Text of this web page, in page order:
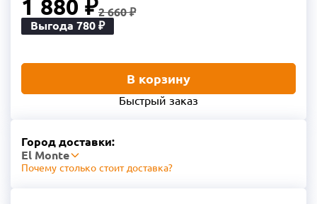
1 880 ₽2 660 ₽
Выгода 780 ₽
В корзину
Быстрый заказ
Город доставки:
El Monte
Почему столько стоит доставка?